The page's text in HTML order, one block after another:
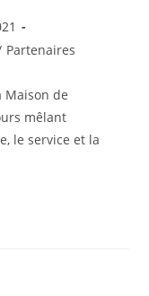
Partenaires
Maison de
mêlant
le service et la